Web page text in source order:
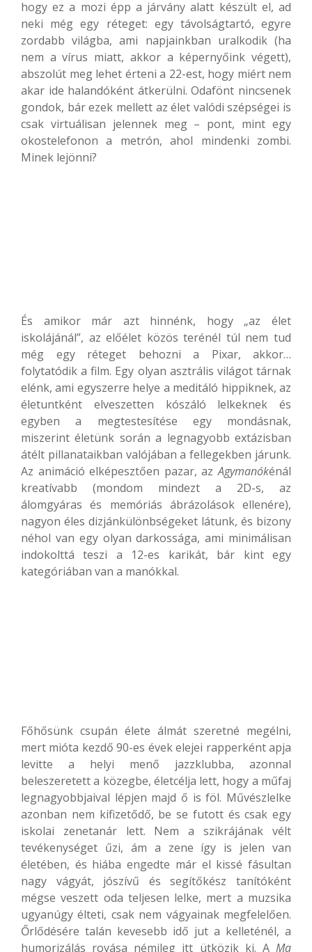
hogy ez a mozi épp a járvány alatt készült el, ad
neki még egy réteget: egy távolságtartó, egyre
zordabb világba, ami napjainkban uralkodik (ha
nem a vírus miatt, akkor a képernyőink végett),
abszolút meg lehet érteni a 22-est, hogy miért nem
akar ide halandóként átkerülni. Odafönt nincsenek
gondok, bár ezek mellett az élet valódi szépségei is
csak virtuálisan jelennek meg – pont, mint egy
okostelefonon a metrón, ahol mindenki zombi.
Minek lejönni?
És amikor már azt hinnénk, hogy „az élet
iskolájánál”, az előélet közös terénél túl nem tud
még egy réteget behozni a Pixar, akkor…
folytatódik a film. Egy olyan asztrális világot tárnak
elénk, ami egyszerre helye a meditáló hippiknek, az
életuntként elveszetten kószáló lelkeknek és
egyben a megtestesítése egy mondásnak,
miszerint életünk során a legnagyobb extázisban
átélt pillanataikban valójában a fellegekben járunk.
Az animáció elképesztően pazar, azAgymanókénál
kreatívabb (mondom mindezt a 2D-s, az
álomgyáras és memóriás ábrázolások ellenére),
nagyon éles dizjánkülönbségeket látunk, és bizony
néhol van egy olyan darkossága, ami minimálisan
indokolttá teszi a 12-es karikát, bár kint egy
kategóriában van a manókkal.
Főhősünk csupán élete álmát szeretné megélni,
mert mióta kezdő 90-es évek elejei rapperként apja
levitte a helyi menő jazzklubba, azonnal
beleszeretett a közegbe, életcélja lett, hogy a műfaj
legnagyobbjaival lépjen majd ő is föl. Művészlelke
azonban nem kifizetődő, be se futott és csak egy
iskolai zenetanár lett. Nem a szikrájának vélt
tevékenységet űzi, ám a zene így is jelen van
életében, és hiába engedte már el kissé fásultan
nagy vágyát, jószívű és segítőkész tanítóként
mégse veszett oda teljesen lelke, mert a muzsika
ugyanúgy élteti, csak nem vágyainak megfelelően.
Őrlődésére talán kevesebb idő jut a kelleténél, a
humorizálás rovása némileg itt ütközik ki. A Ma